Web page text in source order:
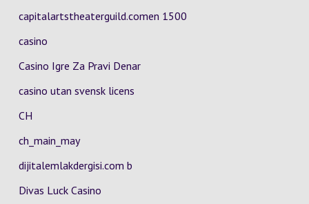
capitalartstheaterguild.comen 1500
casino
Casino Igre Za Pravi Denar
casino utan svensk licens
CH
ch_main_may
dijitalemlakdergisi.com b
Divas Luck Casino